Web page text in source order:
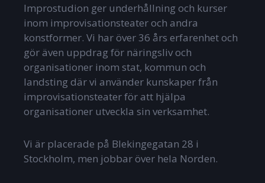
Improstudion ger underhållning och kurser
inom improvisationsteater och andra
konstformer. Vi har över 36 års erfarenhet och
gör även uppdrag för näringsliv och
organisationer inom stat, kommun och
landsting där vi använder kunskaper från
improvisationsteater för att hjälpa
organisationer utveckla sin verksamhet.
Vi är placerade på Blekingegatan 28 i
Stockholm, men jobbar över hela Norden.